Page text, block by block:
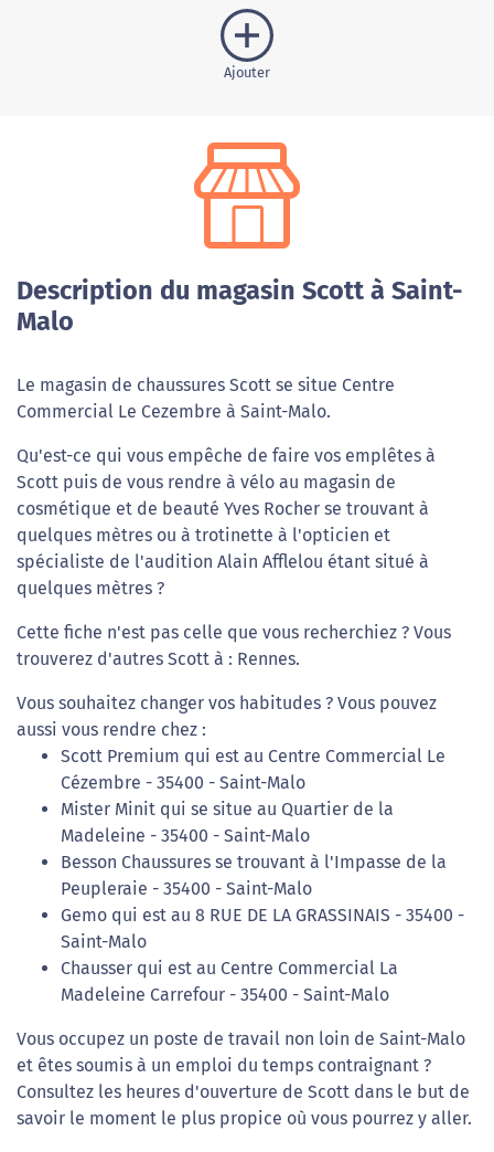
Ajouter
Description du magasin Scott à Saint-
Malo
Le magasin de chaussures Scott se situe Centre
Commercial Le Cezembre à Saint-Malo.
Qu'est-ce qui vous empêche de faire vos emplêtes à
Scott puis de vous rendre à vélo au magasin de
cosmétique et de beauté Yves Rocher se trouvant à
quelques mètres ou à trotinette à l'opticien et
spécialiste de l'audition Alain Afflelou étant situé à
quelques mètres ?
Cette fiche n'est pas celle que vous recherchiez ? Vous
trouverez d'autres Scott à : Rennes.
Vous souhaitez changer vos habitudes ? Vous pouvez
aussi vous rendre chez :
Scott Premium qui est au Centre Commercial Le
Cézembre - 35400 - Saint-Malo
Mister Minit qui se situe au Quartier de la
Madeleine - 35400 - Saint-Malo
Besson Chaussures se trouvant à l'Impasse de la
Peupleraie - 35400 - Saint-Malo
Gemo qui est au 8 RUE DE LA GRASSINAIS - 35400 -
Saint-Malo
Chausser qui est au Centre Commercial La
Madeleine Carrefour - 35400 - Saint-Malo
Vous occupez un poste de travail non loin de Saint-Malo
et êtes soumis à un emploi du temps contraignant ?
Consultez les heures d'ouverture de Scott dans le but de
savoir le moment le plus propice où vous pourrez y aller.